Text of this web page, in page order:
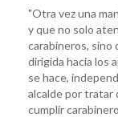
"Otra vez una
y que no solo
carabineros, sino
dirigida hacia los
se hace,
alcalde por tratar
cumplir